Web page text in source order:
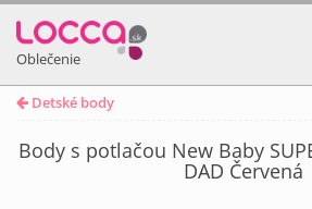
Oblečenie
Detské body
Body s potlačou New Baby
DAD Červená